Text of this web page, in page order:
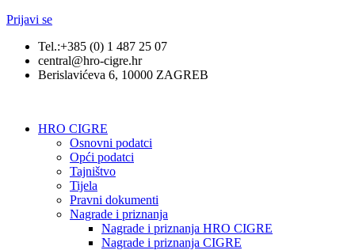
Prijavi se
Tel.:+385 (0) 1 487 25 07
central@hro-cigre.hr
Berislavićeva 6, 10000 ZAGREB
HRO CIGRE
Osnovni podatci​
Opći podatci
Tajništvo
Tijela
Pravni dokumenti
Nagrade i priznanja
Nagrade i priznanja HRO CIGRE
Nagrade i priznanja CIGRE